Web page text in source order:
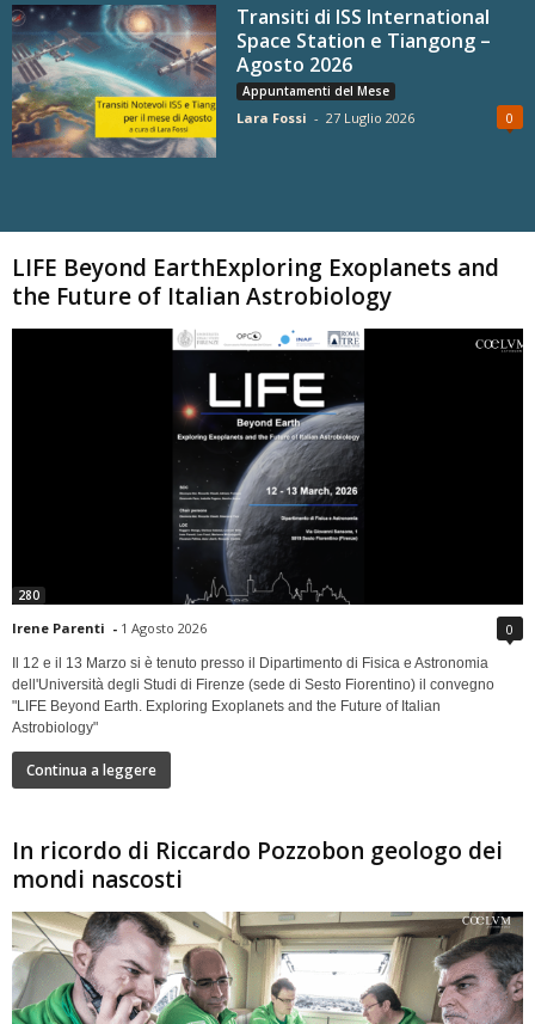
Transiti di ISS International
Space Station e Tiangong –
Agosto 2026
Appuntamenti del Mese
Lara Fossi - 27 Luglio 2026 0
LIFE Beyond EarthExploring Exoplanets and
the Future of Italian Astrobiology
280
Irene Parenti - 1 Agosto 2026 0
Il 12 e il 13 Marzo si è tenuto presso il Dipartimento di Fisica e Astronomia
dell'Università degli Studi di Firenze (sede di Sesto Fiorentino) il convegno
"LIFE Beyond Earth. Exploring Exoplanets and the Future of Italian
Astrobiology"
Continua a leggere
In ricordo di Riccardo Pozzobon geologo dei
mondi nascosti